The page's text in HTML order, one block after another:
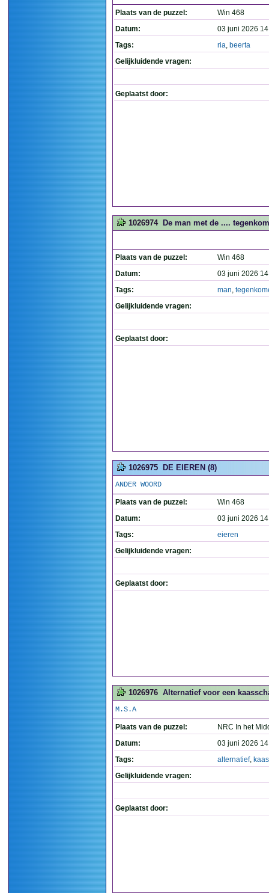
Plaats van de puzzel:
Win 468
Datum:
03 juni 2026
Tags:
ria, beerta
Gelijkluidende vragen:
Geplaatst door:
1026974 De man met de ....
Plaats van de puzzel:
Win 468
Datum:
03 juni 2026
Tags:
man,
Gelijkluidende vragen:
Geplaatst door:
1026975 DE EIEREN (8)
ANDER WOORD
Plaats van de puzzel:
Win 468
Datum:
03 juni 2026
Tags:
eieren
Gelijkluidende vragen:
Geplaatst door:
1026976 Alternatief voor een
M.S.A
Plaats van de puzzel:
NRC In het
Datum:
03 juni 2026
Tags:
alternatief,
Gelijkluidende vragen:
Geplaatst door: